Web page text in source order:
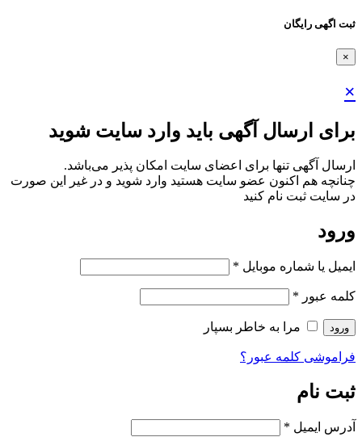
ثبت اگهی رایگان
×
×
برای ارسال آگهی باید وارد سایت شوید
ارسال آگهی تنها برای اعضای سایت امکان پذیر می‌باشد.
چنانچه هم‌ اکنون عضو سایت هستید وارد شوید و در غیر این صورت
در سایت ثبت نام کنید
ورود
ایمیل یا شماره موبایل *
کلمه عبور *
ورود مرا به خاطر بسپار
فراموشی کلمه عبور؟
ثبت نام
آدرس ایمیل *